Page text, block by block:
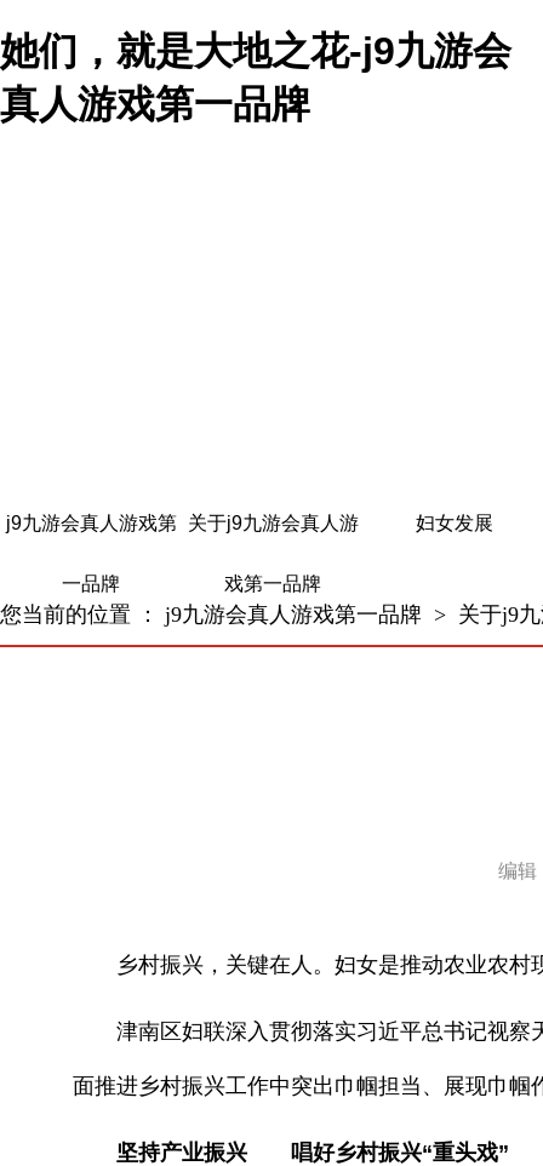
她们，就是大地之花-j9九游会
真人游戏第一品牌
j9九游会真人游戏第
一品牌
关于j9九游会真人游
戏第一品牌
妇女发展
您当前的位置 ： j9九游会真人游戏第一品牌 > 关于j9
编
乡村振兴，关键在人。妇女是推动农业农村
津南区妇联深入贯彻落实习近平总书记视察
面推进乡村振兴工作中突出巾帼担当、展现巾帼
坚持产业振兴 唱好乡村振兴“重头戏”